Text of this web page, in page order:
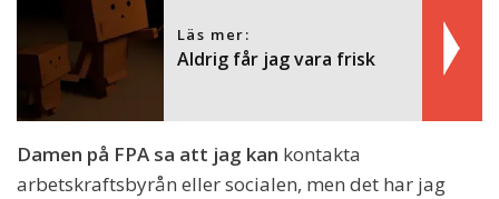
Läs mer:
Aldrig får jag vara frisk
Damen på FPA sa att jag kan kontakta
arbetskraftsbyrån eller socialen, men det har jag